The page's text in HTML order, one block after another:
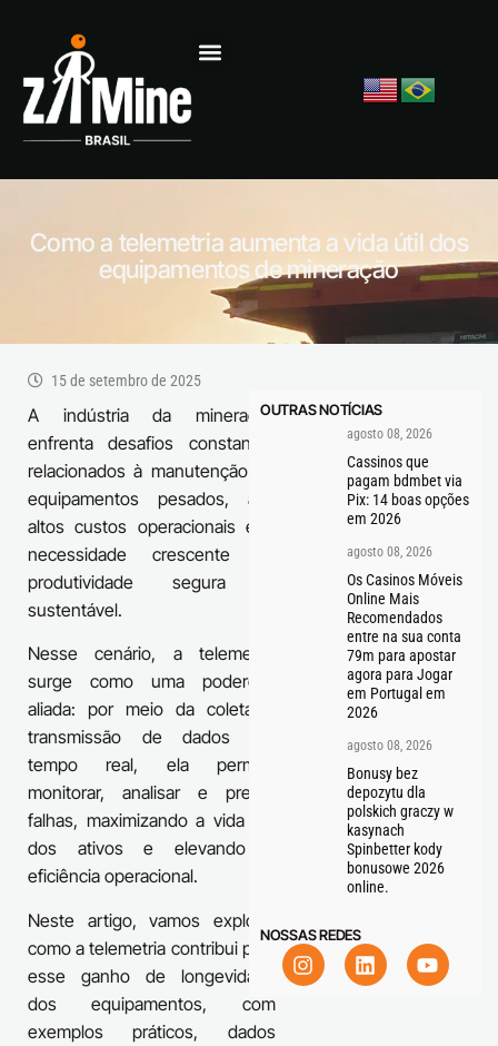
Como a telemetria aumenta a vida útil dos
equipamentos de mineração
15 de setembro de 2025
A indústria da mineração
enfrenta desafios constantes
relacionados à manutenção de
equipamentos pesados, aos
altos custos operacionais e à
necessidade crescente de
produtividade segura e
sustentável.
Nesse cenário, a telemetria
surge como uma poderosa
aliada: por meio da coleta e
transmissão de dados em
tempo real, ela permite
monitorar, analisar e prever
falhas, maximizando a vida útil
dos ativos e elevando a
eficiência operacional.
Neste artigo, vamos explorar
como a telemetria contribui para
esse ganho de longevidade
dos equipamentos, com
exemplos práticos, dados
OUTRAS NOTÍCIAS
agosto 08, 2026
Cassinos que
pagam bdmbet via
Pix: 14 boas opções
em 2026
agosto 08, 2026
Os Casinos Móveis
Online Mais
Recomendados
entre na sua conta
79m para apostar
agora para Jogar
em Portugal em
2026
agosto 08, 2026
Bonusy bez
depozytu dla
polskich graczy w
kasynach
Spinbetter kody
bonusowe 2026
online.
NOSSAS REDES